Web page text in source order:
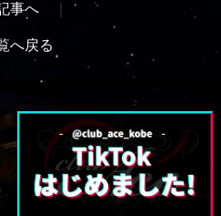
事へ ｜
へ戻る